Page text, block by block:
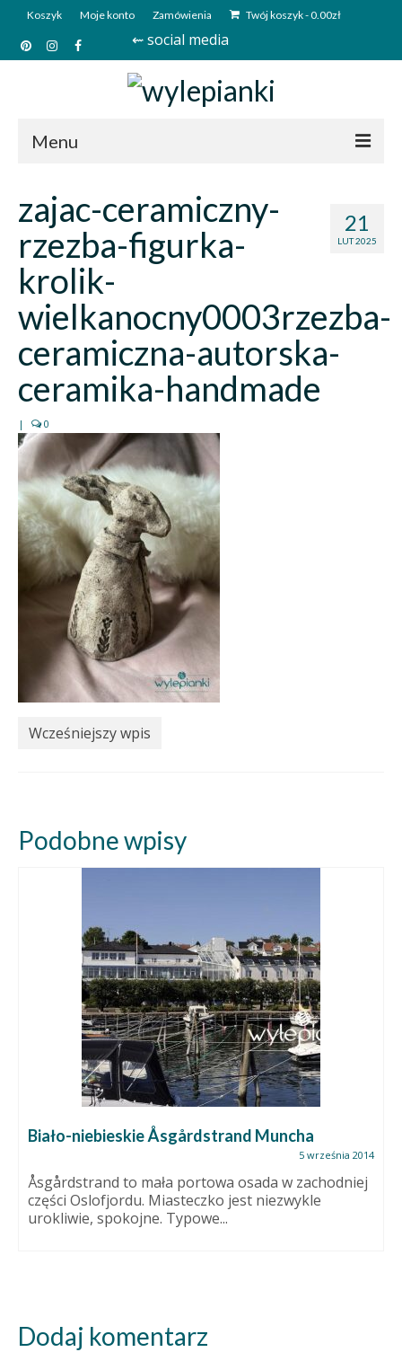
Koszyk Moje konto Zamówienia Twój koszyk-0.00zł
⇜ social media
Menu
Sklep
Kim jesteśmy?
Kontakt
21
LUT 2025
zajac-ceramiczny-
rzezba-figurka-
krolik-
wielkanocny0003rzezba-
ceramiczna-autorska-
ceramika-handmade
| 0
Wcześniejszy wpis
Podobne wpisy
Biało-niebieskie Åsgårdstrand Muncha
5 września 2014
Åsgårdstrand to mała portowa osada w zachodniej
części Oslofjordu. Miasteczko jest niezwykle
urokliwie, spokojne. Typowe...
Dodaj komentarz